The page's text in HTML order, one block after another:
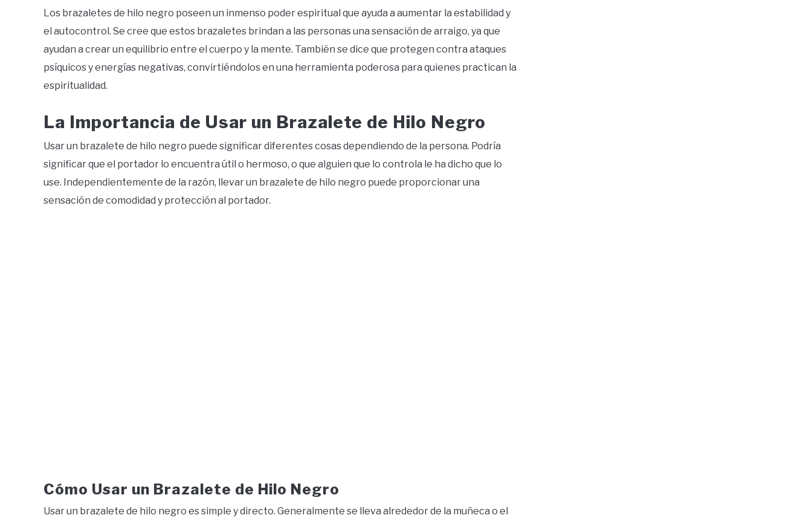
Los brazaletes de hilo negro poseen un inmenso poder espiritual que ayuda a aumentar la estabilidad y
el autocontrol. Se cree que estos brazaletes brindan a las personas una sensación de arraigo, ya que
ayudan a crear un equilibrio entre el cuerpo y la mente. También se dice que protegen contra ataques
psíquicos y energías negativas, convirtiéndolos en una herramienta poderosa para quienes practican la
espiritualidad.
La Importancia de Usar un Brazalete de Hilo Negro
Usar un brazalete de hilo negro puede significar diferentes cosas dependiendo de la persona. Podría
significar que el portador lo encuentra útil o hermoso, o que alguien que lo controla le ha dicho que lo
use. Independientemente de la razón, llevar un brazalete de hilo negro puede proporcionar una
sensación de comodidad y protección al portador.
Cómo Usar un Brazalete de Hilo Negro
Usar un brazalete de hilo negro es simple y directo. Generalmente se lleva alrededor de la muñeca o el